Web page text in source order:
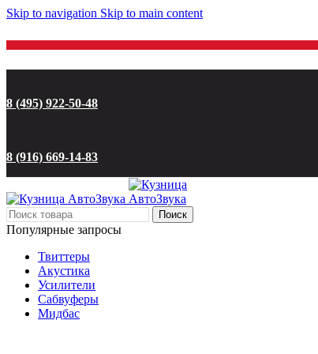
Skip to navigation Skip to main content
8 (495) 922-50-48
8 (916) 669-14-83
Поиск
Популярные запросы
Твиттеры
Акустика
Усилители
Сабвуферы
Мидбас